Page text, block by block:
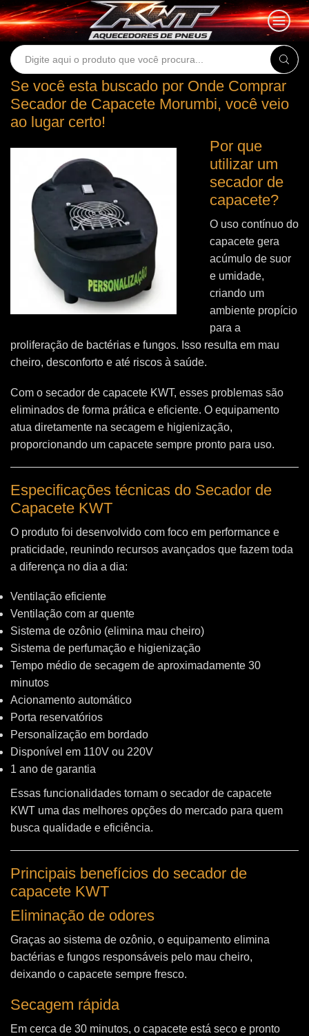
Search
Se você esta buscado por Onde Comprar
Secador de Capacete Morumbi, você veio
ao lugar certo!
Por que
utilizar um
secador de
capacete?
O uso contínuo do
capacete gera
acúmulo de suor
e umidade,
criando um
ambiente propício
para a
proliferação de bactérias e fungos. Isso resulta em mau
cheiro, desconforto e até riscos à saúde.
Com o secador de capacete KWT, esses problemas são
eliminados de forma prática e eficiente. O equipamento
atua diretamente na secagem e higienização,
proporcionando um capacete sempre pronto para uso.
Especificações técnicas do Secador de
Capacete KWT
O produto foi desenvolvido com foco em performance e
praticidade, reunindo recursos avançados que fazem toda
a diferença no dia a dia:
Ventilação eficiente
Ventilação com ar quente
Sistema de ozônio (elimina mau cheiro)
Sistema de perfumação e higienização
Tempo médio de secagem de aproximadamente 30
minutos
Acionamento automático
Porta reservatórios
Personalização em bordado
Disponível em 110V ou 220V
1 ano de garantia
Essas funcionalidades tornam o secador de capacete
KWT uma das melhores opções do mercado para quem
busca qualidade e eficiência.
Principais benefícios do secador de
capacete KWT
Eliminação de odores
Graças ao sistema de ozônio, o equipamento elimina
bactérias e fungos responsáveis pelo mau cheiro,
deixando o capacete sempre fresco.
Secagem rápida
Em cerca de 30 minutos, o capacete está seco e pronto